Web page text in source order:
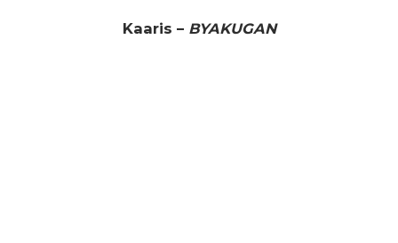
Kaaris – BYAKUGAN